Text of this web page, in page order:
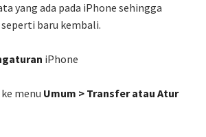
yang ada pada iPhone sehingga
baru kembali.
iPhone
menu Umum > Transfer atau Atur